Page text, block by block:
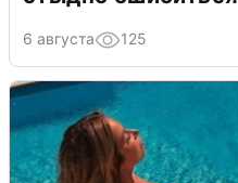
6 августа 125